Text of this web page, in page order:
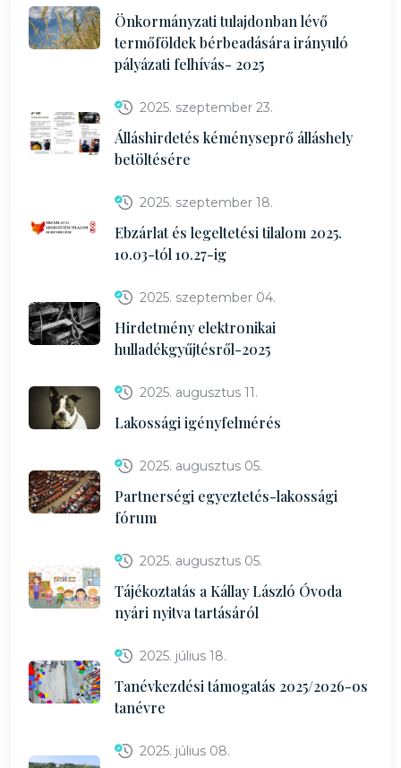
Önkormányzati tulajdonban lévő
termőföldek bérbeadására irányuló
pályázati felhívás- 2025
2025. szeptember 23.
Álláshirdetés kéményseprő álláshely
betöltésére
2025. szeptember 18.
Ebzárlat és legeltetési tilalom 2025.
10.03-tól 10.27-ig
2025. szeptember 04.
Hirdetmény elektronikai
hulladékgyűjtésről-2025
2025. augusztus 11.
Lakossági igényfelmérés
2025. augusztus 05.
Partnerségi egyeztetés-lakossági
fórum
2025. augusztus 05.
Tájékoztatás a Kállay László Óvoda
nyári nyitva tartásáról
2025. július 18.
Tanévkezdési támogatás 2025/2026-os
tanévre
2025. július 08.